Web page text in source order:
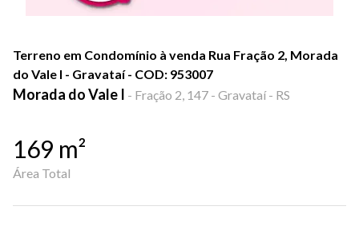
Terreno em Condomínio à venda Rua Fração 2, Morada
do Vale I - Gravataí - COD: 953007
Morada do Vale I - Fração 2, 147 - Gravataí - RS
169 m²
Área Total